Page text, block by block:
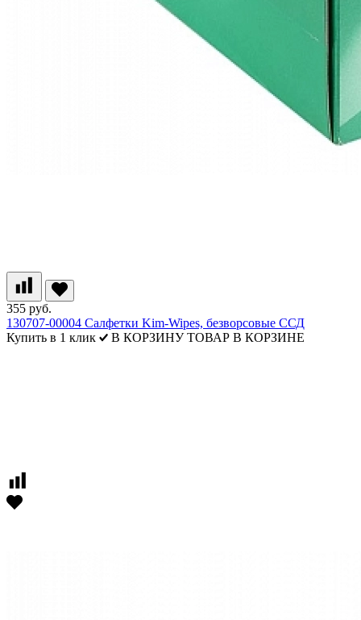
355 руб.
130707-00004 Салфетки Kim-Wipes, безворсовые ССД
Купить в 1 клик
В КОРЗИНУ ТОВАР В КОРЗИНЕ